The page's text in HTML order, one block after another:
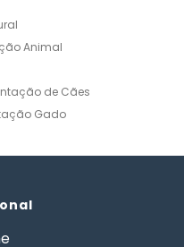
Animal
de Cães
Gado
Natural Cães
Pet